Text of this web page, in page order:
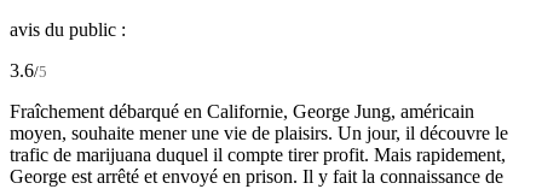
avis du public :
3.6/5
Fraîchement débarqué en Californie, George Jung, américain
moyen, souhaite mener une vie de plaisirs. Un jour, il découvre le
trafic de marijuana duquel il compte tirer profit. Mais rapidement,
George est arrêté et envoyé en prison. Il y fait la connaissance de